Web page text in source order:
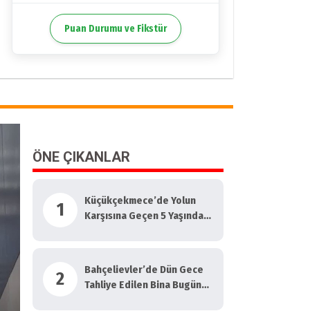
Puan Durumu ve Fikstür
ÖNE ÇIKANLAR
1
Küçükçekmece’de Yolun
Karşısına Geçen 5 Yaşındaki
2
Bahçelievler’de Dün Gece
Tahliye Edilen Bina Bugün